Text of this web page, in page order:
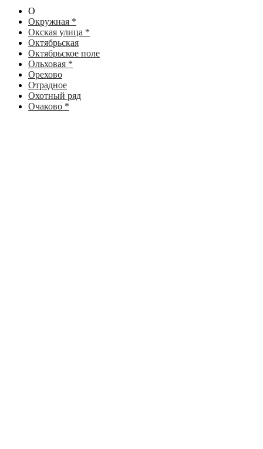
О
Окружная *
Окская улица *
Октябрьская
Октябрьское поле
Ольховая *
Орехово
Отрадное
Охотный ряд
Очаково *